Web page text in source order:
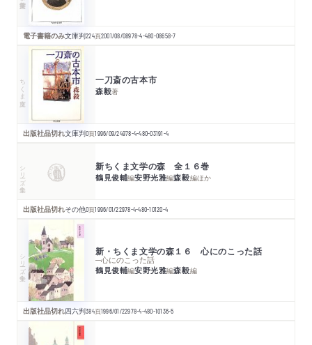
電子書籍のみ文庫判224頁2001/08/08978-4-480-08658-7
ちくま文庫 一刀斎の古本市
森毅著
出版社品切れ文庫判0頁1996/09/24978-4-480-03191-4
シリーズ・全集 新ちくま文学の森 全１６巻
鶴見俊輔編安野光雅編森毅編ほか
出版社品切れその他0頁1996/01/22978-4-480-10120-4
シリーズ・全集 新・ちくま文学の森１６ 心にのこった話
─心にのこった話
鶴見俊輔編安野光雅編森毅編
出版社品切れ四六判384頁1996/01/22978-4-480-10136-5